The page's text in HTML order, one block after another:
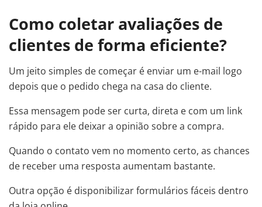
Como coletar avaliações de
clientes de forma eficiente?
Um jeito simples de começar é enviar um e-mail logo
depois que o pedido chega na casa do cliente.
Essa mensagem pode ser curta, direta e com um link
rápido para ele deixar a opinião sobre a compra.
Quando o contato vem no momento certo, as chances
de receber uma resposta aumentam bastante.
Outra opção é disponibilizar formulários fáceis dentro